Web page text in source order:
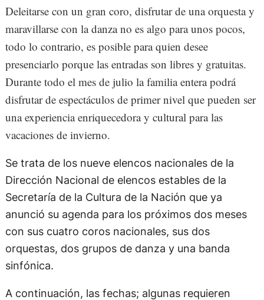
Deleitarse con un gran coro, disfrutar de una orquesta y
maravillarse con la danza no es algo para unos pocos,
todo lo contrario, es posible para quien desee
presenciarlo porque las entradas son libres y gratuitas.
Durante todo el mes de julio la familia entera podrá
disfrutar de espectáculos de primer nivel que pueden ser
una experiencia enriquecedora y cultural para las
vacaciones de invierno.
Se trata de los nueve elencos nacionales de la
Dirección Nacional de elencos estables de la
Secretaría de la Cultura de la Nación que ya
anunció su agenda para los próximos dos meses
con sus cuatro coros nacionales, sus dos
orquestas, dos grupos de danza y una banda
sinfónica.
A continuación, las fechas; algunas requieren